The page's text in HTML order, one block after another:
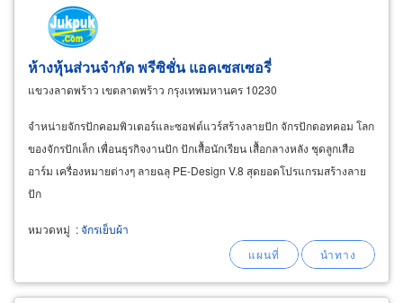
ห้างหุ้นส่วนจำกัด พรีซิชั่น แอคเซสเซอรี่
แขวงลาดพร้าว เขตลาดพร้าว กรุงเทพมหานคร 10230
จำหน่ายจักรปักคอมพิวเตอร์และซอฟต์แวร์สร้างลายปัก จักรปักดอทคอม โลก
ของจักรปักเล็ก เพื่อนธุรกิจงานปัก ปักเสื้อนักเรียน เสื้อกลางหลัง ชุดลูกเสือ
อาร์ม เครื่องหมายต่างๆ ลายฉลุ PE-Design V.8 สุดยอดโปรแกรมสร้างลาย
ปัก
หมวดหมู่ :จักรเย็บผ้า